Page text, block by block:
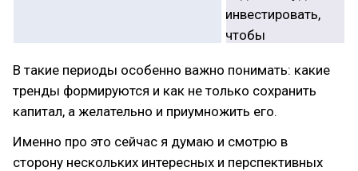
В такие периоды особенно важно понимать: какие
тренды формируются и как не только сохранить
капитал, а желательно и приумножить его.
Именно про это сейчас я думаю и смотрю в
сторону нескольких интересных и перспективных